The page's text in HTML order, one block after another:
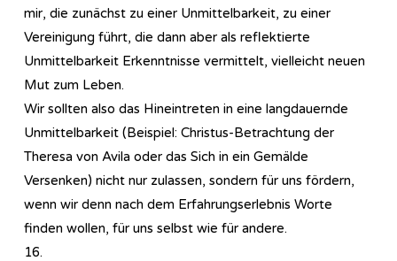
mir, die zunächst zu einer Unmittelbarkeit, zu einer
Vereinigung führt, die dann aber als reflektierte
Unmittelbarkeit Erkenntnisse vermittelt, vielleicht neuen
Mut zum Leben.
Wir sollten also das Hineintreten in eine langdauernde
Unmittelbarkeit (Beispiel: Christus-Betrachtung der
Theresa von Avila oder das Sich in ein Gemälde
Versenken) nicht nur zulassen, sondern für uns fördern,
wenn wir denn nach dem Erfahrungserlebnis Worte
finden wollen, für uns selbst wie für andere.
16.